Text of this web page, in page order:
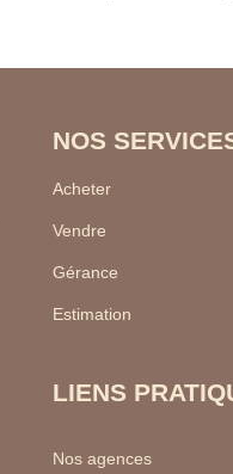
NOS
Acheter
Vendre
Gérance
Estimation
LIENS
Nos agences